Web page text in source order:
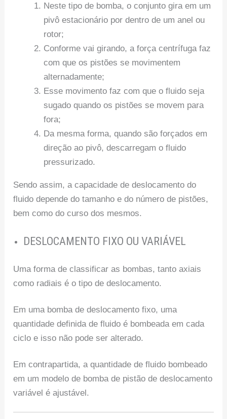
Neste tipo de bomba, o conjunto gira em um
pivô estacionário por dentro de um anel ou
rotor;
Conforme vai girando, a força centrífuga faz
com que os pistões se movimentem
alternadamente;
Esse movimento faz com que o fluido seja
sugado quando os pistões se movem para
fora;
Da mesma forma, quando são forçados em
direção ao pivô, descarregam o fluido
pressurizado.
Sendo assim, a capacidade de deslocamento do
fluido depende do tamanho e do número de pistões,
bem como do curso dos mesmos.
DESLOCAMENTO FIXO OU VARIÁVEL
Uma forma de classificar as bombas, tanto axiais
como radiais é o tipo de deslocamento.
Em uma bomba de deslocamento fixo, uma
quantidade definida de fluido é bombeada em cada
ciclo e isso não pode ser alterado.
Em contrapartida, a quantidade de fluido bombeado
em um modelo de bomba de pistão de deslocamento
variável é ajustável.